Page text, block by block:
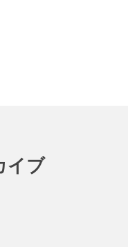
イブ